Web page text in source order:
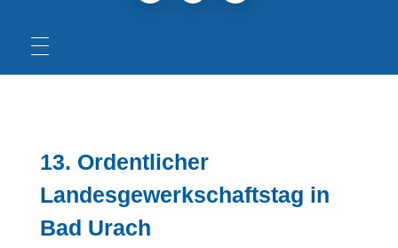
13. Ordentlicher
Landesgewerkschaftstag in
Bad Urach